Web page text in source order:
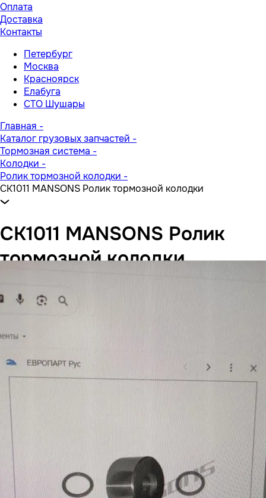
Оплата
Доставка
Контакты
Петербург
Москва
Красноярск
Елабуга
СТО Шушары
Главная -
Каталог грузовых запчастей -
Тормозная система -
Колодки -
Ролик тормозной колодки -
CK1011 MANSONS Ролик тормозной колодки
CK1011 MANSONS Ролик
тормозной колодки